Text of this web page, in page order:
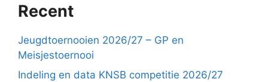
Recent
Jeugdtoernooien 2026/27 – GP en
Meisjestoernooi
Indeling en data KNSB competitie 2026/27